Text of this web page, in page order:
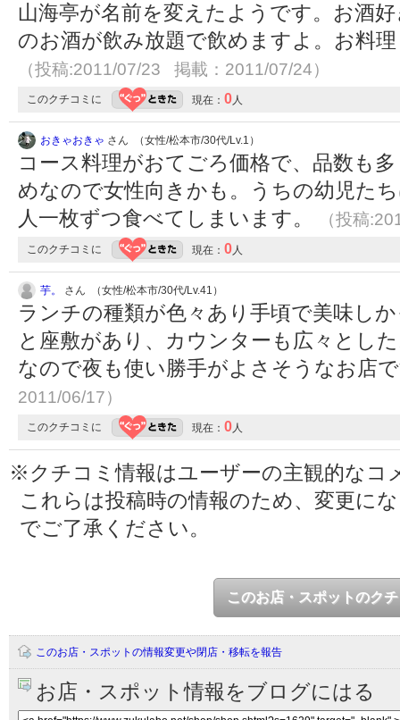
山海亭が名前を変えたようです。お酒
のお酒が飲み放題で飲めますよ。お料
（投稿:2011/07/23 掲載：2011/07/24）
このクチコミに 現在： 0人
おきゃおきゃ さん （女性/松本市/30代/Lv.1）
コース料理がおてごろ価格で、品数も
めなので女性向きかも。うちの幼児た
人一枚ずつ食べてしまいます。
（投稿
このクチコミに 現在： 0人
芋。 さん （女性/松本市/30代/Lv.41）
ランチの種類が色々あり手頃で美味し
と座敷があり、カウンターも広々とし
なので夜も使い勝手がよさそうなお店
2011/06/17）
このクチコミに 現在： 0人
※クチコミ情報はユーザーの主観的なコ
これらは投稿時の情報のため、変更に
でご了承ください。
このお店・スポットのク
このお店・スポットの情報変更や閉店・移転を報告
お店・スポット情報をブログにはる